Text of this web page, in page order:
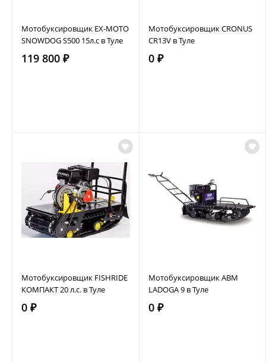
Мотобуксировщик EX-MOTO
SNOWDOG S500 15л.с в Туле
119 800 ₽
Мотобуксировщик CRONUS
CR13V в Туле
0 ₽
Мотобуксировщик FISHRIDE
КОМПАКТ 20 л.с. в Туле
0 ₽
Мотобуксировщик АВМ
LADOGA 9 в Туле
0 ₽